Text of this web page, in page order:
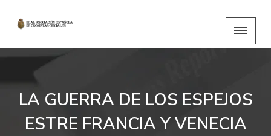
LA GUERRA DE LOS ESPEJOS
ESTRE FRANCIA Y VENECIA